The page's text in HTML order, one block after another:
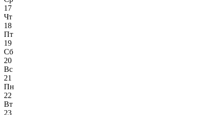
17
Чт
18
Пт
19
Сб
20
Вс
21
Пн
22
Вт
23